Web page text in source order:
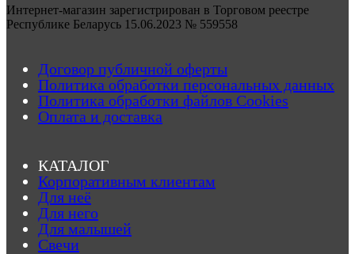
Интернет-магазин зарегистрирован в Торговом реестре
Республике Беларусь 15.06.2023 № 559558
Договор публичной оферты
Политика обработки персональных данных
Политика обработки файлов Cookies
Оплата и доставка
КАТАЛОГ
Корпоративным клиентам
Для неё
Для него
Для малышей
Свечи